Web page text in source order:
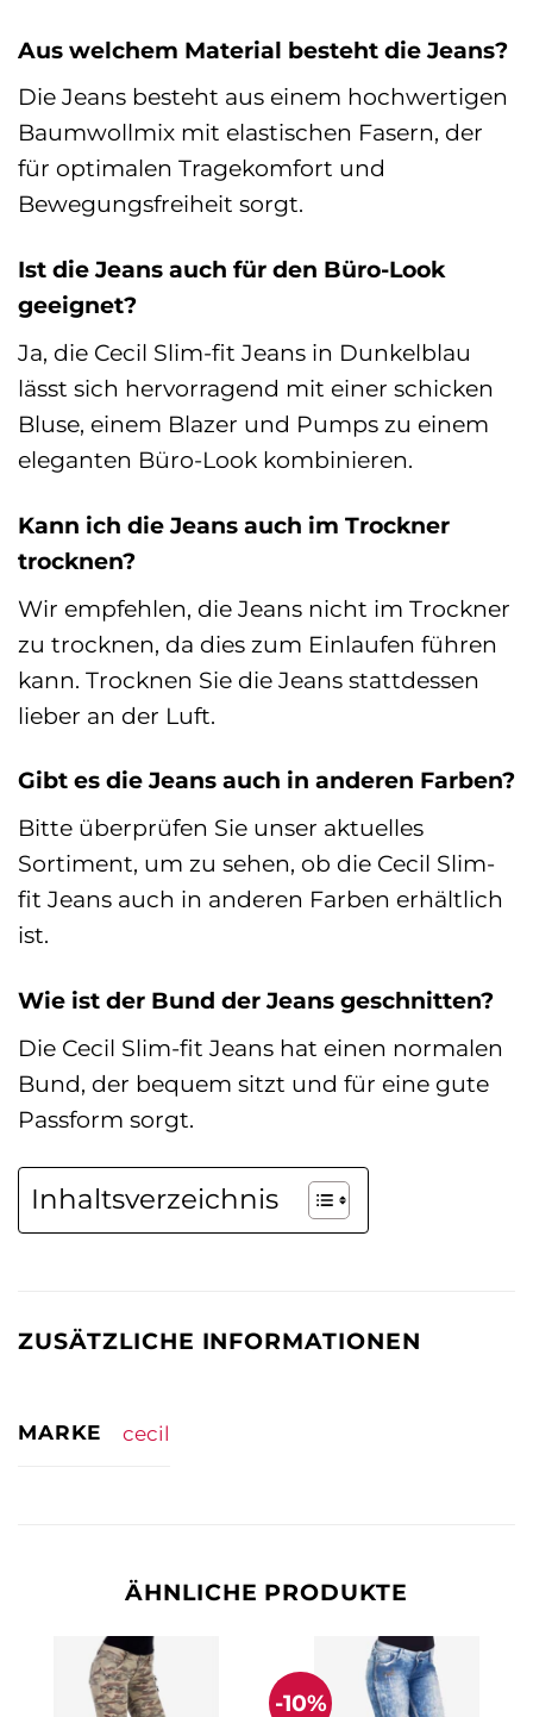
Aus welchem Material besteht die Jeans?
Die Jeans besteht aus einem hochwertigen
Baumwollmix mit elastischen Fasern, der
für optimalen Tragekomfort und
Bewegungsfreiheit sorgt.
Ist die Jeans auch für den Büro-Look
geeignet?
Ja, die Cecil Slim-fit Jeans in Dunkelblau
lässt sich hervorragend mit einer schicken
Bluse, einem Blazer und Pumps zu einem
eleganten Büro-Look kombinieren.
Kann ich die Jeans auch im Trockner
trocknen?
Wir empfehlen, die Jeans nicht im Trockner
zu trocknen, da dies zum Einlaufen führen
kann. Trocknen Sie die Jeans stattdessen
lieber an der Luft.
Gibt es die Jeans auch in anderen Farben?
Bitte überprüfen Sie unser aktuelles
Sortiment, um zu sehen, ob die Cecil Slim-
fit Jeans auch in anderen Farben erhältlich
ist.
Wie ist der Bund der Jeans geschnitten?
Die Cecil Slim-fit Jeans hat einen normalen
Bund, der bequem sitzt und für eine gute
Passform sorgt.
Inhaltsverzeichnis
ZUSÄTZLICHE INFORMATIONEN
MARKE cecil
ÄHNLICHE PRODUKTE
-10%